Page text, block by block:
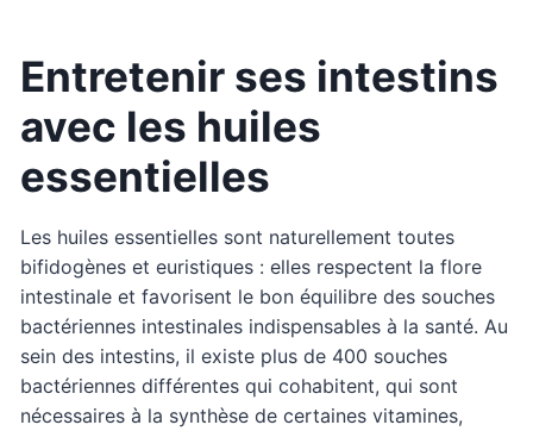
Entretenir ses intestins
avec les huiles
essentielles
Les huiles essentielles sont naturellement toutes
bifidogènes et euristiques : elles respectent la flore
intestinale et favorisent le bon équilibre des souches
bactériennes intestinales indispensables à la santé. Au
sein des intestins, il existe plus de 400 souches
bactériennes différentes qui cohabitent, qui sont
nécessaires à la synthèse de certaines vitamines,